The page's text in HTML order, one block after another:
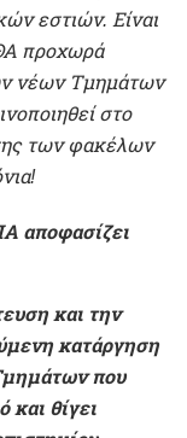
εστιών. Είναι
προχωρά
νέων Τμημάτων
στο
των φακέλων
αποφασίζει
και την
κατάργηση
που
και θίγει